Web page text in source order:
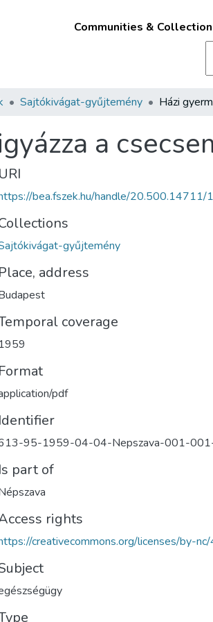
Communities &
Sajtókivágat-gyűjtemény
a
URI
bea.fszek.hu/handle/20.500.14711/
gyűjtemény
Place, address
coverage
1959
Format
pdf
Identifier
95-1959-04-04-Nepszava-001-
Is part of
rights
creativecommons.org/licenses/by-